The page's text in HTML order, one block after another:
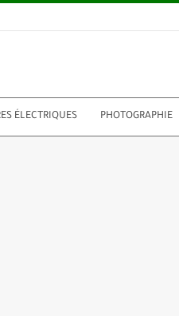
ÉLECTRIQUES PHOTOGRAPHIE